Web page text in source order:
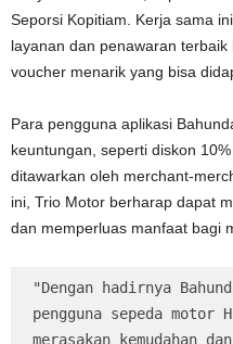
Seporsi Kopitiam. Kerja sama
layanan dan penawaran
voucher menarik yang bisa
Para pengguna aplikasi
keuntungan, seperti diskon
ditawarkan oleh merchant-
ini, Trio Motor berharap dapat
dan memperluas manfaat bagi
"Dengan hadirnya
pengguna sepeda motor
merasakan kemudahan